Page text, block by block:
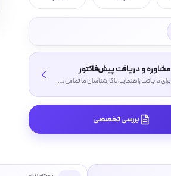
مشاوره و دریافت پیش‌فاکتور
برای دریافت راهنمایی با کارشناسان ما تماس بگیرید
بررسی تخصصی